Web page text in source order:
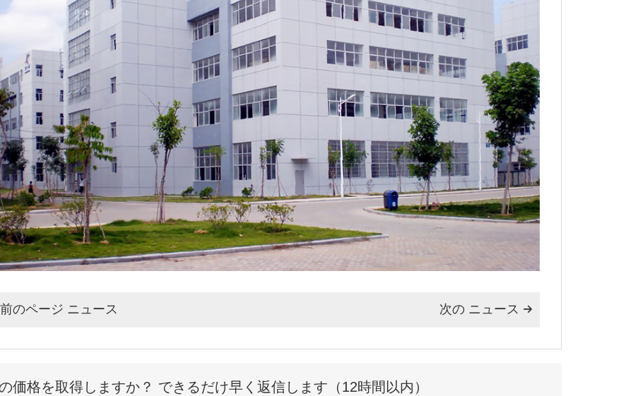
前のページ ニュース 
次の ニュース
価格を取得しますか？ できるだけ早く返信します（12時間以内）